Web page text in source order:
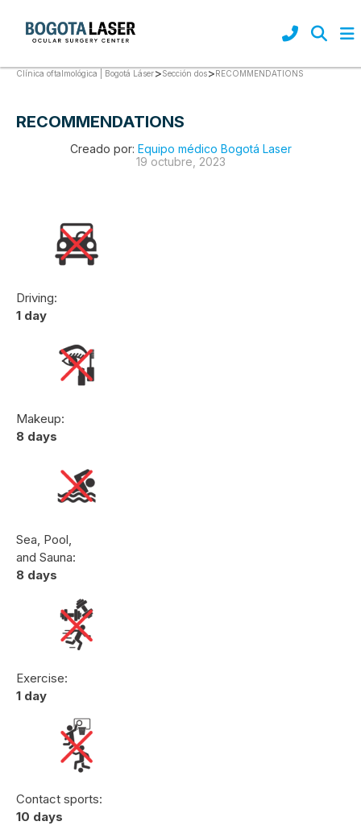
Clínica oftalmológica | Bogotá Láser>Sección dos>RECOMMENDATIONS
RECOMMENDATIONS
Creado por: Equipo médico Bogotá Laser
19 octubre, 2023
Driving:
1 day
Makeup:
8 days
Sea, Pool,
and Sauna:
8 days
Exercise:
1 day
Contact sports:
10 days